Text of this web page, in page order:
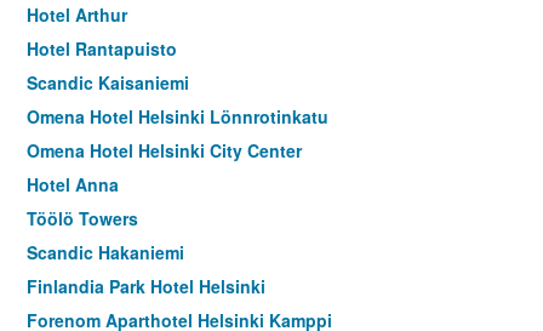
Hotel Arthur
Hotel Rantapuisto
Scandic Kaisaniemi
Omena Hotel Helsinki Lönnrotinkatu
Omena Hotel Helsinki City Center
Hotel Anna
Töölö Towers
Scandic Hakaniemi
Finlandia Park Hotel Helsinki
Forenom Aparthotel Helsinki Kamppi